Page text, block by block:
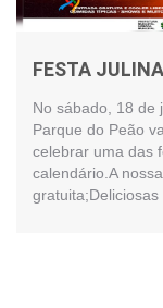
FESTA
No sábado, 18 de
Parque do Peão
celebrar uma das
calendário.A